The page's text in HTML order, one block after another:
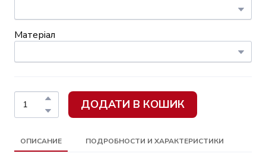
Матеріал
ДОДАТИ В КОШИК
ОПИСАНИЕ ПОДРОБНОСТИ И ХАРАКТЕРИСТИКИ